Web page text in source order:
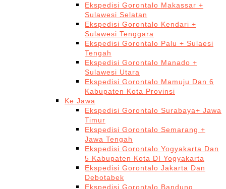
Ekspedisi Gorontalo Makassar +
Sulawesi Selatan
Ekspedisi Gorontalo Kendari +
Sulawesi Tenggara
Ekspedisi Gorontalo Palu + Sulaesi
Tengah
Ekspedisi Gorontalo Manado +
Sulawesi Utara
Ekspedisi Gorontalo Mamuju Dan 6
Kabupaten Kota Provinsi
Ke Jawa
Ekspedisi Gorontalo Surabaya+ Jawa
Timur
Ekspedisi Gorontalo Semarang +
Jawa Tengah
Ekspedisi Gorontalo Yogyakarta Dan
5 Kabupaten Kota DI Yogyakarta
Ekspedisi Gorontalo Jakarta Dan
Debotabek
Ekspedisi Gorontalo Bandung